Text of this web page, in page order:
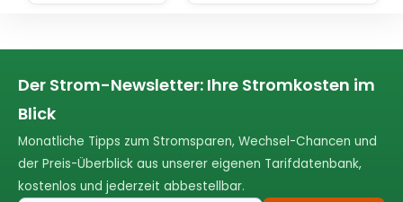
Der Strom-Newsletter: Ihre Stromkosten im
Blick
Monatliche Tipps zum Stromsparen, Wechsel-Chancen und
der Preis-Überblick aus unserer eigenen Tarifdatenbank,
kostenlos und jederzeit abbestellbar.